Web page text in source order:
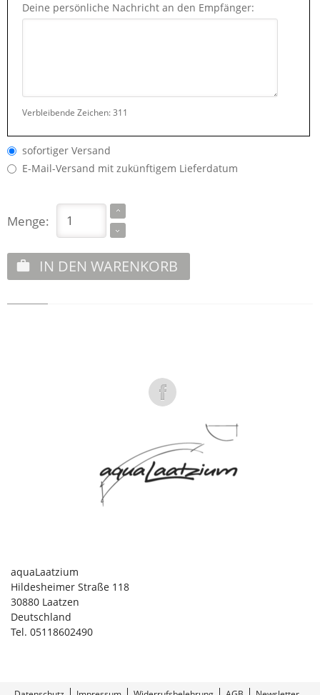
Deine persönliche Nachricht an den Empfänger:
Verbleibende Zeichen: 311
sofortiger Versand
E-Mail-Versand mit zukünftigem Lieferdatum
Menge:
IN DEN WARENKORB
aquaLaatzium
Hildesheimer Straße 118
30880 Laatzen
Deutschland
Tel. 05118602490